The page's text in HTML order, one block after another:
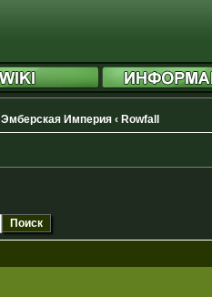
Эмберская Империя ‹ Rowfall